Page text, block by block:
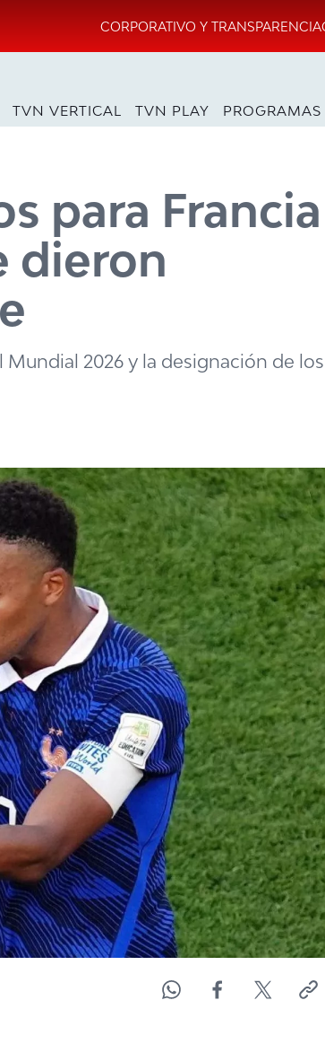
CORPORATIVO Y TRANSPARENCIA
TVN VERTICAL TVN PLAY PROGRAMAS
para Francia
dieron
2026 y la designación de los